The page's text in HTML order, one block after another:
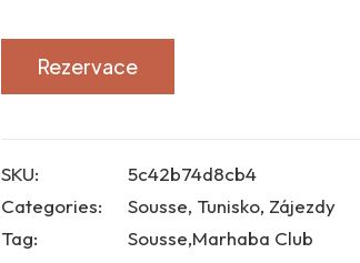
Rezervace
SKU:
5c42b74d8cb4
Categories:
Sousse, Tunisko, Zájezdy
Tag:
Sousse,Marhaba Club